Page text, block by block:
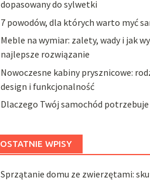
dopasowany do sylwetki
7 powodów, dla których warto myć
Meble na wymiar: zalety, wady i jak
najlepsze rozwiązanie
Nowoczesne kabiny prysznicowe:
design i funkcjonalność
Dlaczego Twój samochód
OSTATNIE WPISY
Sprzątanie domu ze zwierzętami: